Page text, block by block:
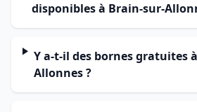
disponibles à Brain-sur-
Y a-t-il des bornes gratuites
Allonnes ?